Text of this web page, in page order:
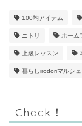
100均アイテム
ニトリ ホーム
上級レッスン
暮らしirodoriマルシェ
Check！